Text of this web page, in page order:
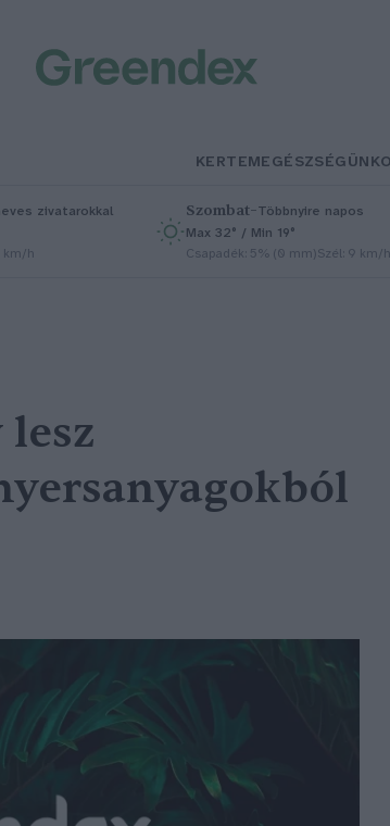
KERTEMEGÉSZSÉGÜNK
zivatarokkal
km/h
Szombat–Többnyire napos
Max 32° / Min 19°
Csapadék: 5% (0 mm)Szél: 9 km/h